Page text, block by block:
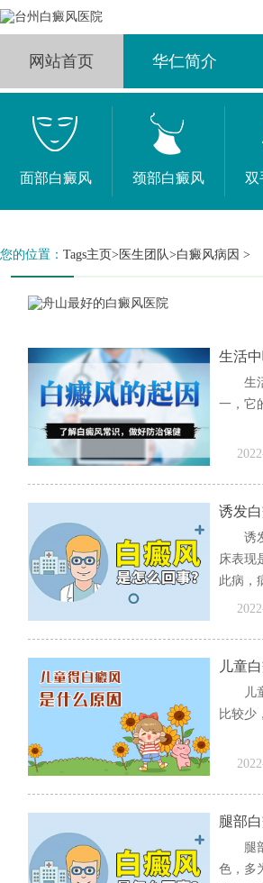
网站首页 华仁简介
面部白癜风 颈部白癜风 双
您的位置： Tags主页> 医生团队>白癜风病因 >
生活
生
一，它
诱发
诱
床表现
此病，
[全文]
儿童
儿
比较少
腿部
腿
色，多